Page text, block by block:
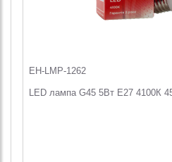
EH-LMP-1262
LED лампа G45 5Вт E27 4100К